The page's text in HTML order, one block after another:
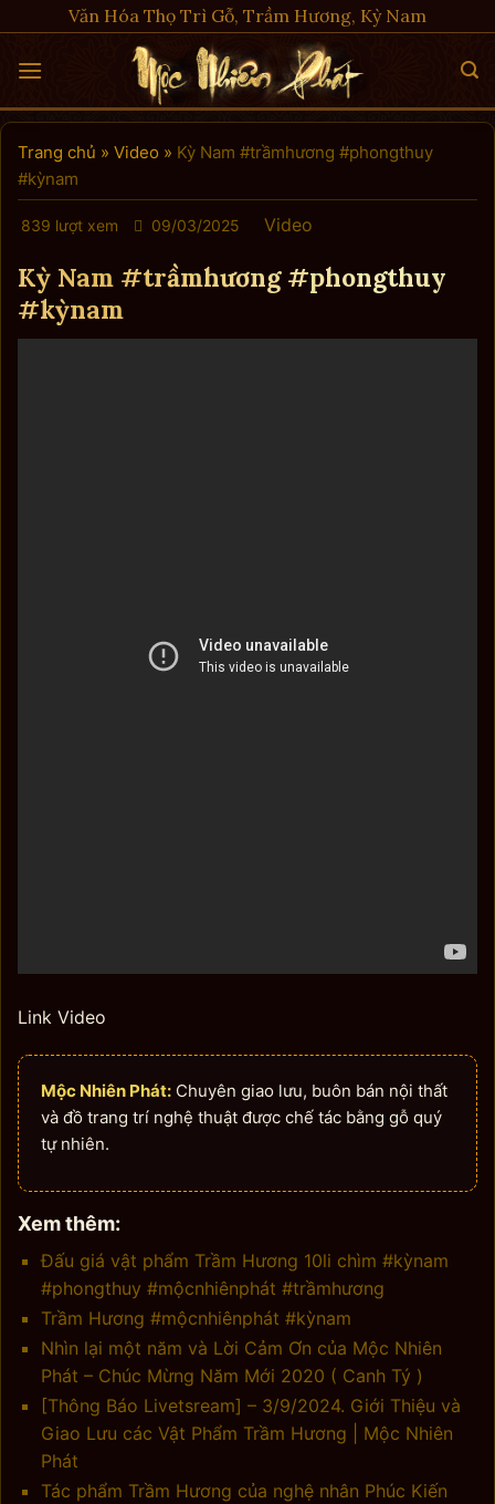
to
content
Văn Hóa Thọ Trì Gỗ, Trầm Hương, Kỳ Nam
Trang chủ » Video » Kỳ Nam #trầmhương #phongthuy
#kỳnam
839 lượt xem 09/03/2025 Video
Kỳ Nam #trầmhương #phongthuy
#kỳnam
Link Video
Mộc Nhiên Phát: Chuyên giao lưu, buôn bán nội thất
và đồ trang trí nghệ thuật được chế tác bằng gỗ quý
tự nhiên.
Xem thêm:
Đấu giá vật phẩm Trầm Hương 10li chìm #kỳnam
#phongthuy #mộcnhiênphát #trầmhương
Trầm Hương #mộcnhiênphát #kỳnam
Nhìn lại một năm và Lời Cảm Ơn của Mộc Nhiên
Phát – Chúc Mừng Năm Mới 2020 ( Canh Tý )
[Thông Báo Livetsream] – 3/9/2024. Giới Thiệu và
Giao Lưu các Vật Phẩm Trầm Hương | Mộc Nhiên
Phát
Tác phẩm Trầm Hương của nghệ nhân Phúc Kiến